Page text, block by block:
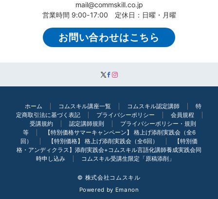
mail@commskill.co.jp
営業時間 9:00-17:00 定休日：日曜・月曜
お問い合わせはこちら
ホーム コムスキル講座一覧 コムスキル認定講師
特
定商取引法に基づく表記
プライバシーポリシー
会員規程
受講規約
認定講師規則
プライバシーポリシー・規則
等
【特別価格サマーキャンペーン】 格上げ添削実践会（全6
回）
【特別価格】 格上げ添削実践会（全6回）
【特別価
格・アンディクラス】添削実践会+コムスキル言語化講師養成実践会同
時申し込み
コムスキル受講生限定「原稿添削」
© 株式会社コムスキル
Powered by Emanon